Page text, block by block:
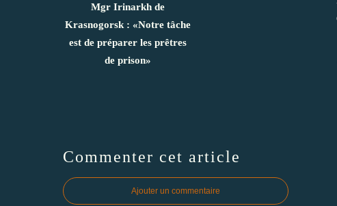
Mgr Irinarkh de
Krasnogorsk : «Notre tâche
est de préparer les prêtres
de prison»
Commenter cet article
Ajouter un commentaire